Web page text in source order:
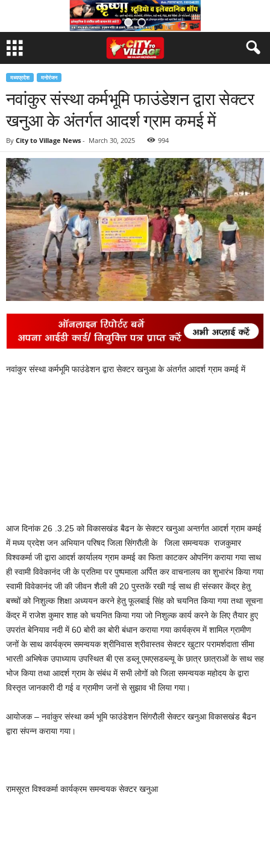
मध्यप्रदेश मनोरंजन
नवांकुर संस्था कर्मभूमि फाउंडेशन द्वारा सेक्टर
खनुआ के अंतर्गत आदर्श ग्राम कमई में
By City to Village News - March 30, 2025 994
नवांकुर संस्था कर्मभूमि फाउंडेशन द्वारा सेक्टर खनुआ के अंतर्गत आदर्श ग्राम कमई में
आज दिनांक 26 .3.25 को विकासखंड बैढन के सेक्टर खनुआ अन्तर्गत आदर्श ग्राम कमई
में मध्य प्रदेश जन अभियान परिषद जिला सिंगरौली के जिला समन्वयक राजकुमार
विश्वकर्मा जी द्वारा आदर्श कार्यालय ग्राम कमई का फिता काटकर ओपनिंग कराया गया साथ
ही स्वामी विवेकानंद जी के प्रतिमा पर पुष्पमाला अर्पित कर वाचनालय का शुभारंभ किया गया
स्वामी विवेकानंद जी की जीवन शैली की 20 पुस्तकें रखी गई साथ ही संस्कार केंद्र हेतु
बच्चों को निशुल्क शिक्षा अध्ययन करने हेतु फूलबाई सिंह को चयनित किया गया तथा सूचना
केंद्र में राजेश कुमार शाह को चयनित किया गया जो निशुल्क कार्य करने के लिए तैयार हुए
उपरांत बेनियाव नदी में 60 बोरी का बोरी बंधान कराया गया कार्यक्रम में शामिल ग्रामीण
जनों के साथ कार्यक्रम समन्वयक श्रीनिवास श्रीवास्तव सेक्टर खुटार परामर्शदाता सीमा
भारती अभिषेक उपाध्याय उपस्थित बी एस डब्लू एमएसडब्ल्यू के छात्र छात्राओं के साथ सह
भोज किया तथा आदर्श ग्राम के संबंध में सभी लोगों को जिला समन्वयक महोदय के द्वारा
विस्तृत जानकारी दी गई व ग्रामीण जनों से सुझाव भी लिया गया।
आयोजक – नवांकुर संस्था कर्म भूमि फाउंडेशन सिंगरौली सेक्टर खनुआ विकासखंड बैढन
द्वारा संपन्न कराया गया।
रामसूरत विश्वकर्मा कार्यक्रम समन्वयक सेक्टर खनुआ